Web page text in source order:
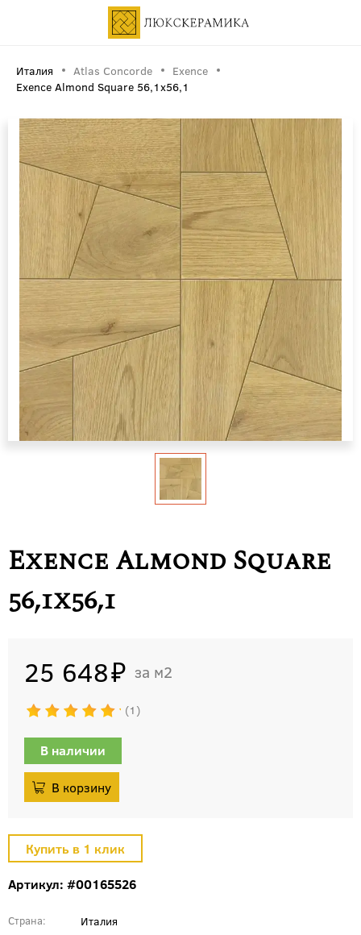
Италия Atlas Concorde
Exence
Exence Almond Square 56,1x56,1
Exence Almond Square
56,1x56,1
25 648 м2
1
В наличии
Артикул: #00165526
Страна Италия